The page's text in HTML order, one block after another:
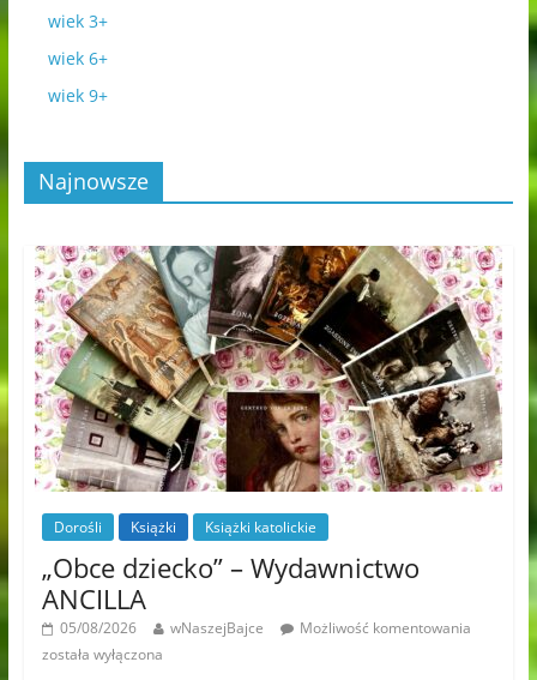
wiek 3+
wiek 6+
wiek 9+
Najnowsze
Dorośli Książki Książki katolickie
„Obce dziecko” – Wydawnictwo
ANCILLA
05/08/2026 wNaszejBajce
Możliwość komentowania
została wyłączona